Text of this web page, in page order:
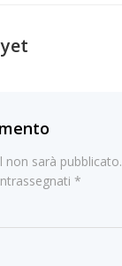
non sarà pubblicato.
*